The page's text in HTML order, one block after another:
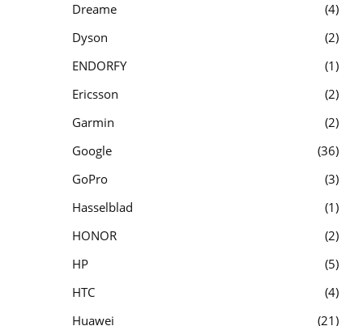
Dreame
4
Dyson
2
ENDORFY
1
Ericsson
2
Garmin
2
Google
36
GoPro
3
Hasselblad
1
HONOR
2
HP
5
HTC
4
Huawei
21